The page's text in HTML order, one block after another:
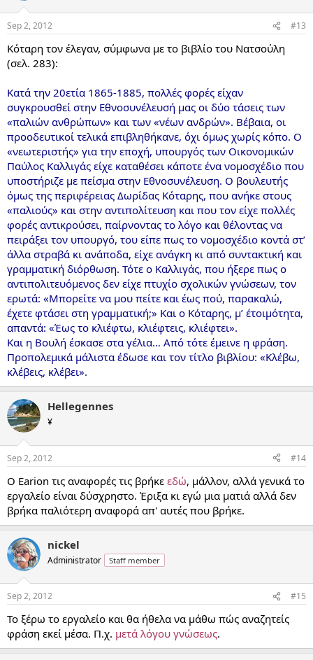
Sep 2, 2012 #13
Κόταρη τον έλεγαν, σύμφωνα με το βιβλίο του Νατσούλη
(σελ. 283):
Κατά την 20ετία 1865-1885, πολλές φορές είχαν
συγκρουσθεί στην Εθνοσυνέλευσή μας οι δύο τάσεις των
«παλιών ανθρώπων» και των «νέων ανδρών». Βέβαια, οι
προοδευτικοί τελικά επιβληθήκανε, όχι όμως χωρίς κόπο. Ο
«νεωτεριστής» για την εποχή, υπουργός των Οικονομικών
Παύλος Καλλιγάς είχε καταθέσει κάποτε ένα νομοσχέδιο που
υποστήριζε με πείσμα στην Εθνοσυνέλευση. Ο βουλευτής
όμως της περιφέρειας Δωρίδας Κόταρης, που ανήκε στους
«παλιούς» και στην αντιπολίτευση και που τον είχε πολλές
φορές αντικρούσει, παίρνοντας το λόγο και θέλοντας να
πειράξει τον υπουργό, του είπε πως το νομοσχέδιο κοντά στ’
άλλα στραβά κι ανάποδα, είχε ανάγκη κι από συντακτική και
γραμματική διόρθωση. Τότε ο Καλλιγάς, που ήξερε πως ο
αντιπολιτευόμενος δεν είχε πτυχίο σχολικών γνώσεων, τον
ερωτά: «Μπορείτε να μου πείτε και έως πού, παρακαλώ,
έχετε φτάσει στη γραμματική;» Και ο Κόταρης, μ’ έτοιμότητα,
απαντά: «Έως το κλιέφτω, κλιέφτεις, κλιέφτει».
Και η Βουλή έσκασε στα γέλια… Από τότε έμεινε η φράση.
Προπολεμικά μάλιστα έδωσε και τον τίτλο βιβλίου: «Κλέβω,
κλέβεις, κλέβει».
Hellegennes
¥
Sep 2, 2012 #14
Ο Earion τις αναφορές τις βρήκε εδώ, μάλλον, αλλά γενικά το
εργαλείο είναι δύσχρηστο. Έριξα κι εγώ μια ματιά αλλά δεν
βρήκα παλιότερη αναφορά απ' αυτές που βρήκε.
nickel
Administrator Staff member
Sep 2, 2012 #15
Το ξέρω το εργαλείο και θα ήθελα να μάθω πώς αναζητείς
φράση εκεί μέσα. Π.χ. μετά λόγου γνώσεως.